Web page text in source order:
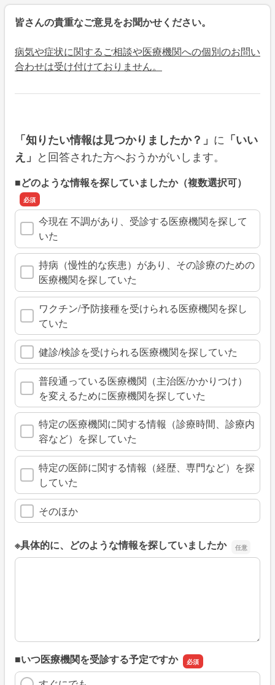
皆さんの貴重なご意見をお聞かせください。
病気や症状に関するご相談や医療機関への個別のお問い
合わせは受け付けておりません。
「知りたい情報は見つかりましたか？」 に 「いい
え」 と回答された方へおうかがいします。
■どのような情報を探していましたか（複数選択可）
今現在 不調があり、受診する医療機関を探して
いた
持病（慢性的な疾患）があり、その診療のための
医療機関を探していた
ワクチン/予防接種を受けられる医療機関を探し
ていた
健診/検診を受けられる医療機関を探していた
普段通っている医療機関（主治医/かかりつけ）
を変えるために医療機関を探していた
特定の医療機関に関する情報（診療時間、診療内
容など）を探していた
特定の医師に関する情報（経歴、専門など）を探
していた
そのほか
※具体的に、どのような情報を探していましたか
※具体的に、どのような情報を探していましたか
■いつ医療機関を受診する予定ですか